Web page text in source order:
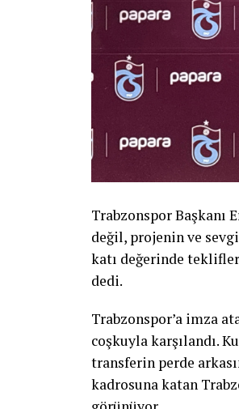
Trabzonspor Başkanı
değil, projenin ve
katı değerinde
dedi.
Trabzonspor’a imza
coşkuyla karşılandı.
transferin perde
kadrosuna katan